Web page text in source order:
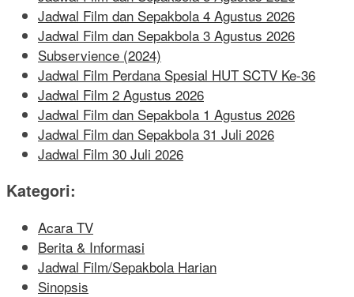
Jadwal Film dan Sepakbola 4 Agustus 2026
Jadwal Film dan Sepakbola 3 Agustus 2026
Subservience (2024)
Jadwal Film Perdana Spesial HUT SCTV Ke-36
Jadwal Film 2 Agustus 2026
Jadwal Film dan Sepakbola 1 Agustus 2026
Jadwal Film dan Sepakbola 31 Juli 2026
Jadwal Film 30 Juli 2026
Kategori:
Acara TV
Berita & Informasi
Jadwal Film/Sepakbola Harian
Sinopsis